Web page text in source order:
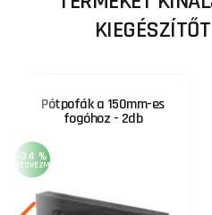
Pótpofák a 150mm-es
fogóhoz - 2db
-34 %
KEDVEZMÉNY